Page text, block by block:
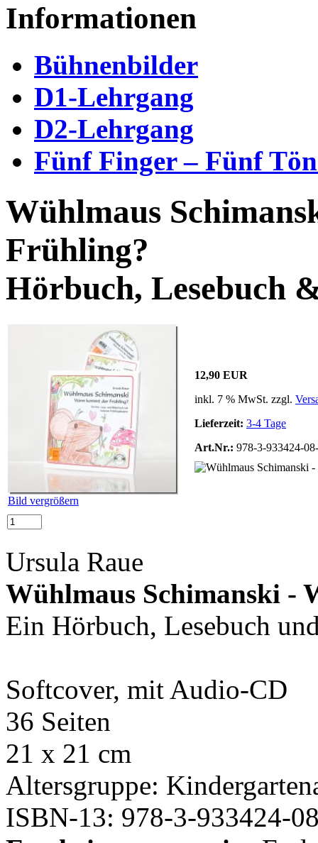
Informationen
Bühnenbilder
D1-Lehrgang
D2-Lehrgang
Fünf Finger – Fünf
Wühlmaus
Frühling?
Hörbuch, Lesebuch
Bild vergrößern
12,90 EUR
inkl. 7 % MwSt. zzgl.
Lieferzeit: 3-4 Tage
Art.Nr.: 978-3-933424-
Ursula Raue
Wühlmaus Schimanski -
Ein Hörbuch, Lesebuch
Softcover, mit Audio-CD
36 Seiten
21 x 21 cm
Altersgruppe:
ISBN-13: 978-3-933424-